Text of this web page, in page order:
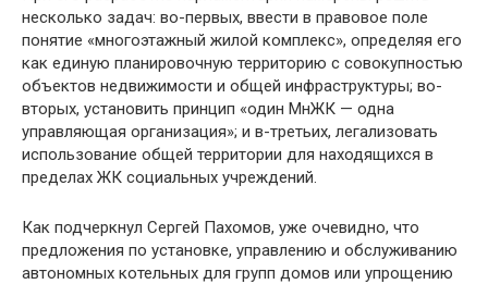
несколько задач: во-первых, ввести в правовое поле
понятие «многоэтажный жилой комплекс», определяя его
как единую планировочную территорию с совокупностью
объектов недвижимости и общей инфраструктуры; во-
вторых, установить принцип «один МнЖК — одна
управляющая организация»; и в-третьих, легализовать
использование общей территории для находящихся в
пределах ЖК социальных учреждений.
Как подчеркнул Сергей Пахомов, уже очевидно, что
предложения по установке, управлению и обслуживанию
автономных котельных для групп домов или упрощению